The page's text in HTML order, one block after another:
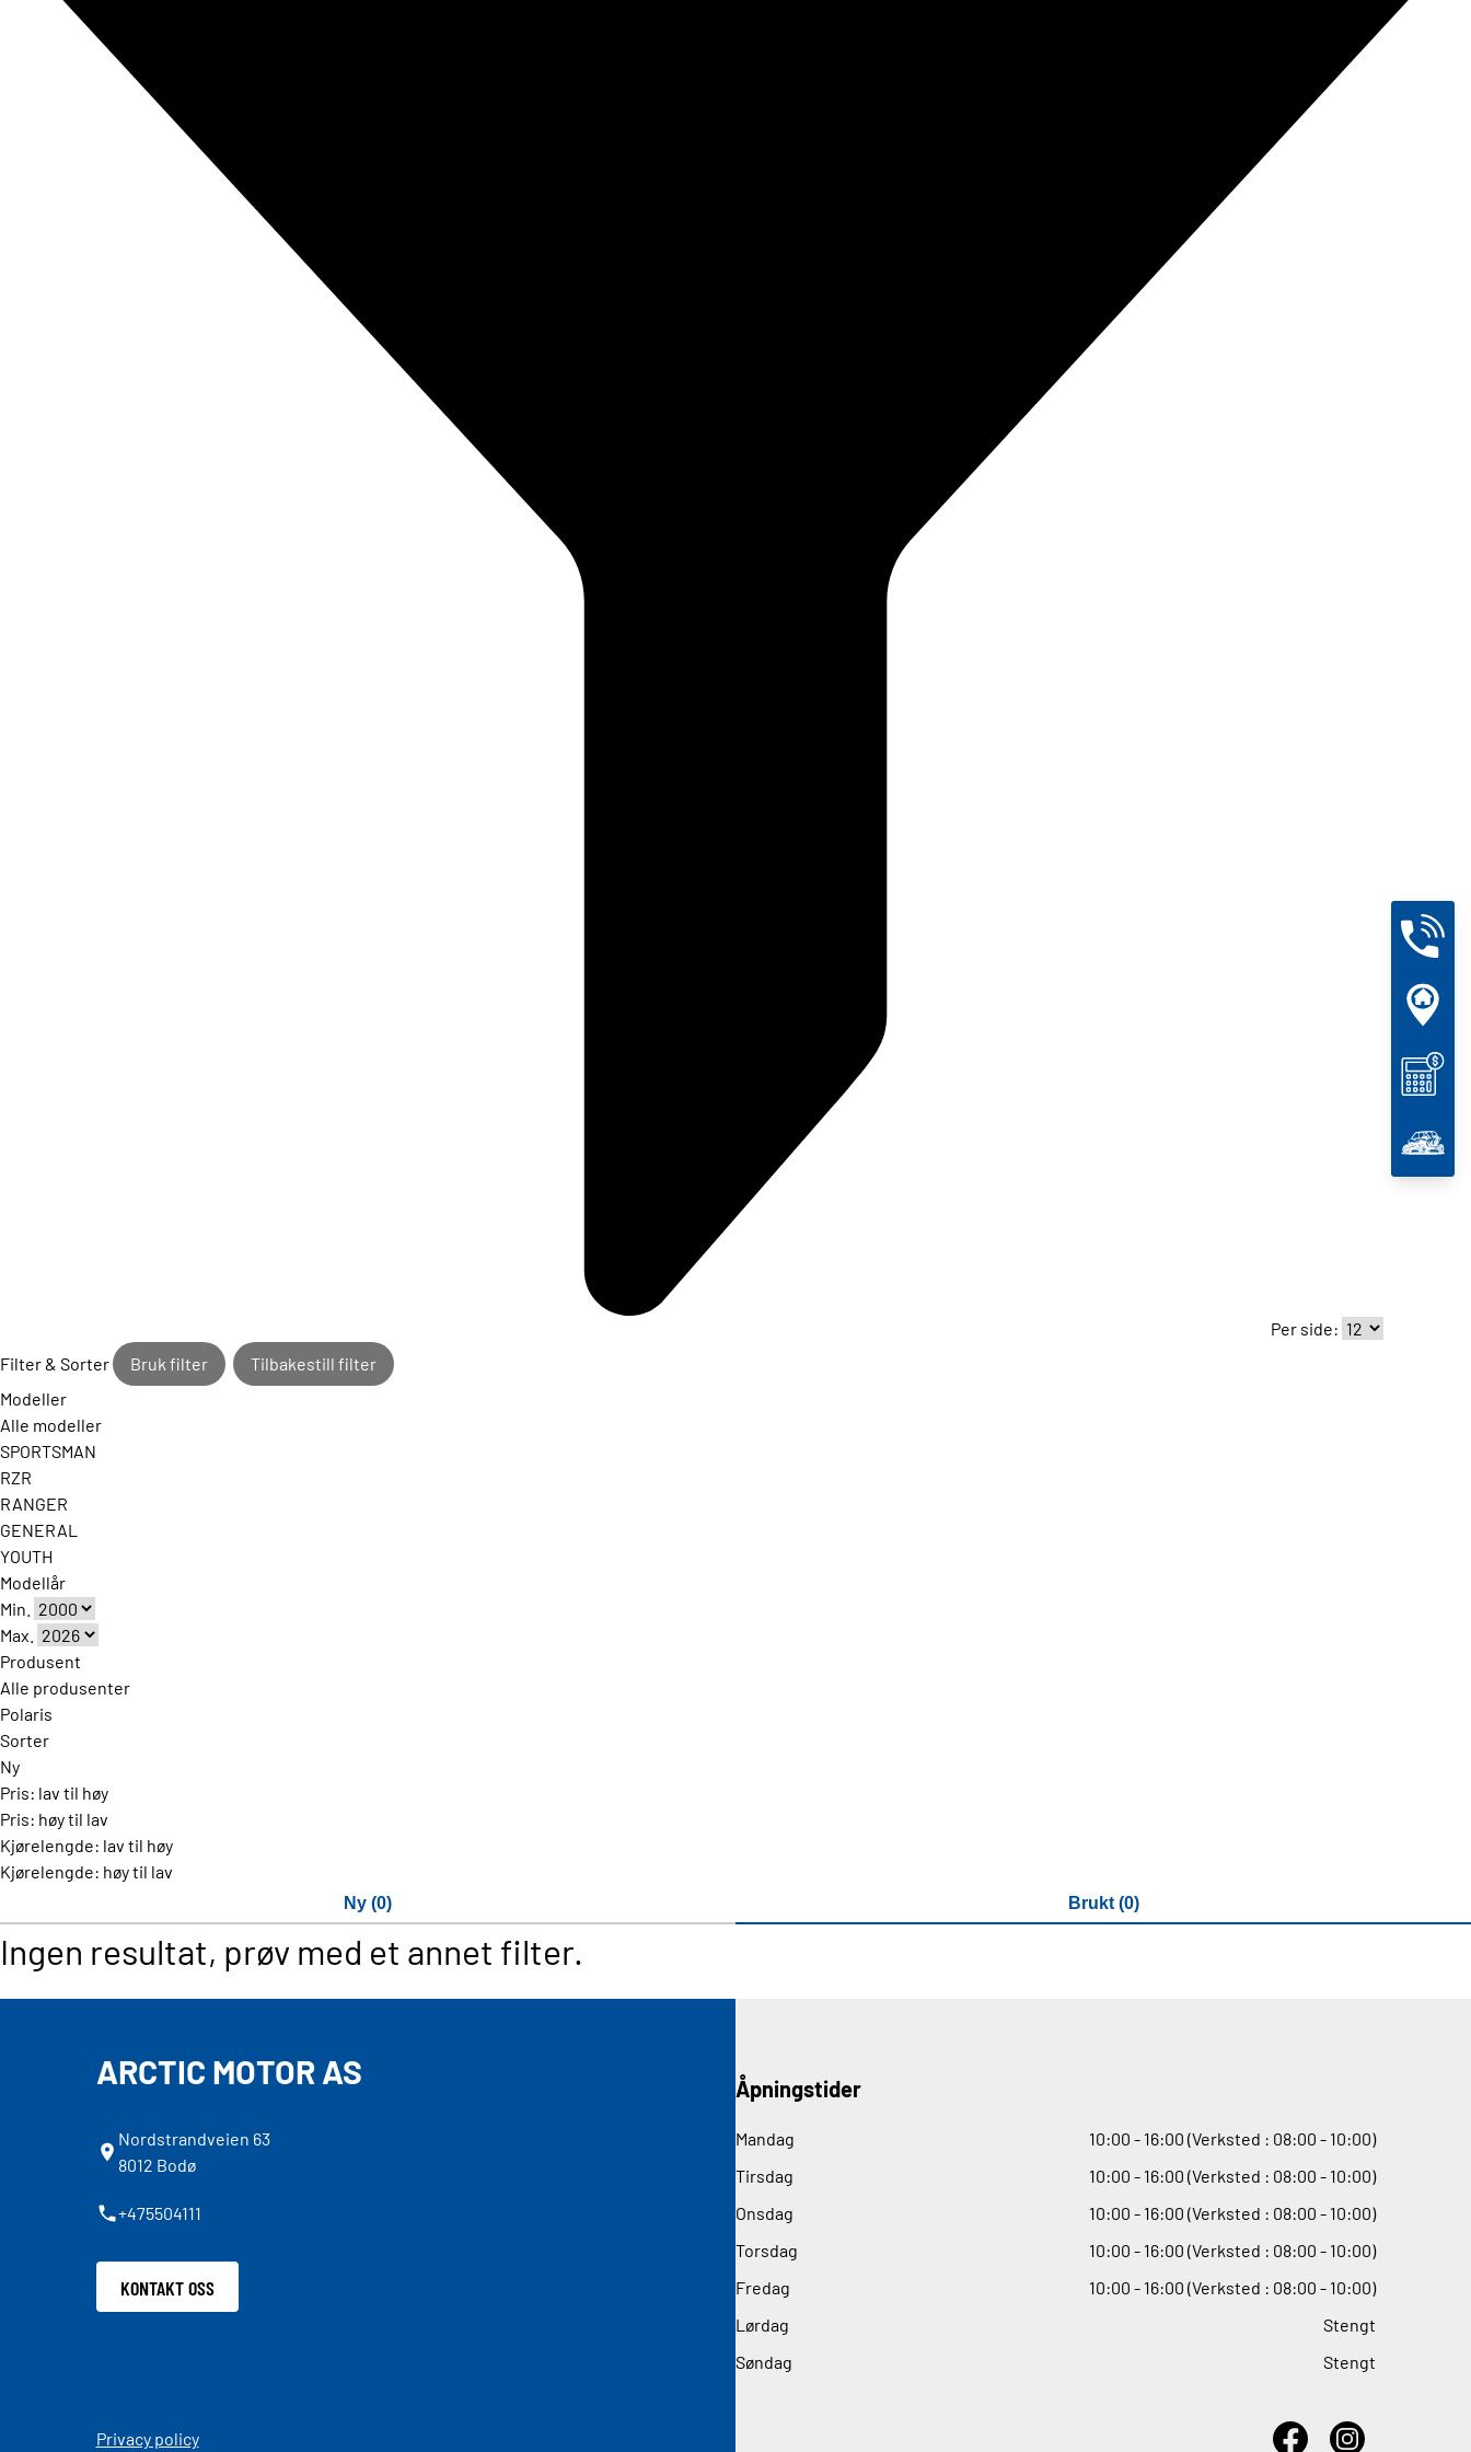
Per side:
Filter & Sorter
Bruk filter
Tilbakestill filter
Modeller
Alle modeller
SPORTSMAN
RZR
RANGER
GENERAL
YOUTH
Modellår
Min.
Max.
Produsent
Alle produsenter
Polaris
Sorter
Ny
Pris: lav til høy
Pris: høy til lav
Kjørelengde: lav til høy
Kjørelengde: høy til lav
Ny (0) Brukt (0)
Ingen resultat, prøv med et annet filter.
ARCTIC MOTOR AS
Nordstrandveien 63
8012 Bodø
+475504111
KONTAKT OSS
Åpningstider
Mandag 10:00 - 16:00 (Verksted : 08:00 - 10:00)
Tirsdag
10:00 - 16:00 (Verksted : 08:00 - 10:00)
Onsdag
10:00 - 16:00 (Verksted : 08:00 - 10:00)
Torsdag
10:00 - 16:00 (Verksted : 08:00 - 10:00)
Fredag
10:00 - 16:00 (Verksted : 08:00 - 10:00)
Lørdag
Stengt
Søndag
Stengt
Privacy policy